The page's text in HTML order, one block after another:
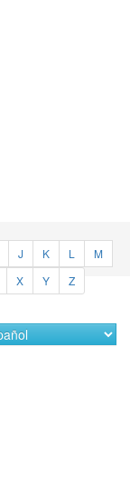
J K L
M
X Y Z